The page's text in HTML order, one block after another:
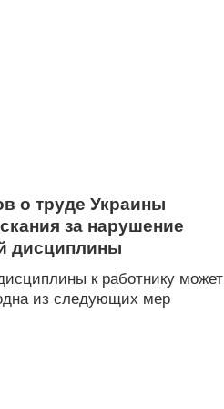
о труде Украины
за нарушение
дисциплины
к работнику может
из следующих мер